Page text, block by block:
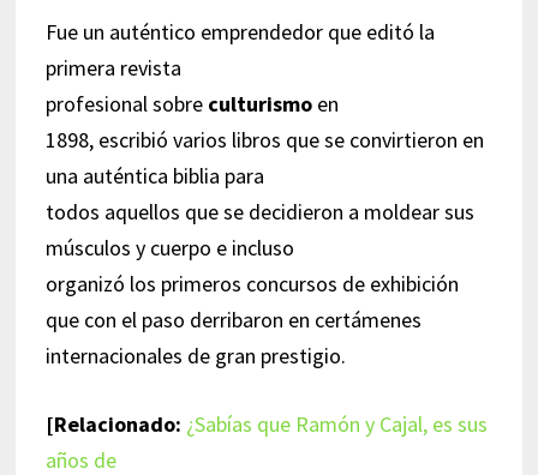
Fue un auténtico emprendedor que editó la
primera revista
profesional sobre culturismoen
1898, escribió varios libros que se convirtieron en
una auténtica biblia para
todos aquellos que se decidieron a moldear sus
músculos y cuerpo e incluso
organizó los primeros concursos de exhibición
que con el paso derribaron en certámenes
internacionales de gran prestigio.
[Relacionado: ¿Sabías que Ramón y Cajal, es sus
años de